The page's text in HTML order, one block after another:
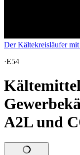
Der Kältekreisläufer mit
·E54
A2L und